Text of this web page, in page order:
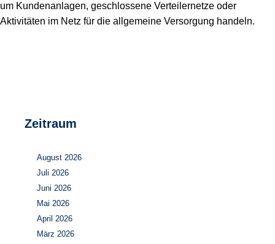
Wärme
Newsletter
um Kundenanlagen, geschlossene Verteilernetze oder
Aktivitäten im Netz für die allgemeine Versorgung handeln.
Zeitraum
August 2026
Juli 2026
Juni 2026
Mai 2026
April 2026
März 2026